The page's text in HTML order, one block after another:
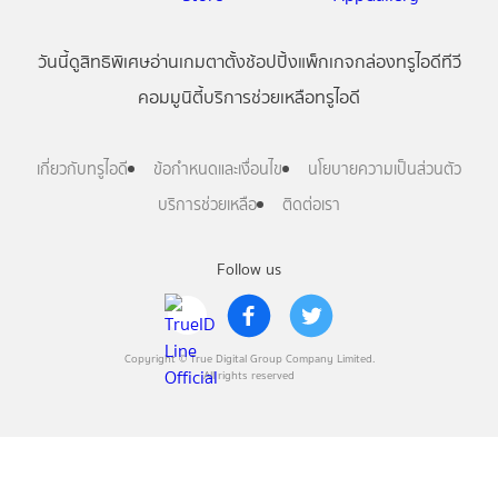
Follow us
Copyright © True Digital Group Company Limited.
All rights reserved
วันนี้ดูสิทธิพิเศษอ่านเกมตาตั้งช้อปปิ้งแพ็กเกจกล่องทรูไอดีทีวี
คอมมูนิตี้บริการช่วยเหลือทรูไอดี
เกี่ยวกับทรูไอดี ข้อกำหนดและเงื่อนไข
นโยบายความเป็นส่วนตัว
บริการช่วยเหลือ
ติดต่อเรา